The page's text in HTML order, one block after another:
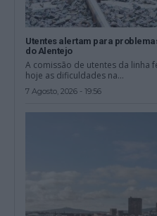
Utentes alertam para
do Alentejo
A comissão de utentes da linha
hoje as dificuldades na...
7 Agosto, 2026 - 19:56